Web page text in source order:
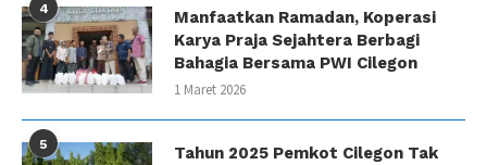
4
Manfaatkan Ramadan, Koperasi
Karya Praja Sejahtera Berbagi
Bahagia Bersama PWI Cilegon
1 Maret 2026
5
Tahun 2025 Pemkot Cilegon Tak